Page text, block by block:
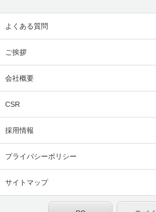
よくある質問
ご挨拶
会社概要
CSR
採用情報
プライバシーポリシー
サイトマップ